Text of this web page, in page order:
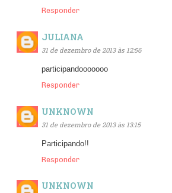
Responder
JULIANA
31 de dezembro de 2013 às 12:56
participandooooooo
Responder
UNKNOWN
31 de dezembro de 2013 às 13:15
Participando!!
Responder
UNKNOWN